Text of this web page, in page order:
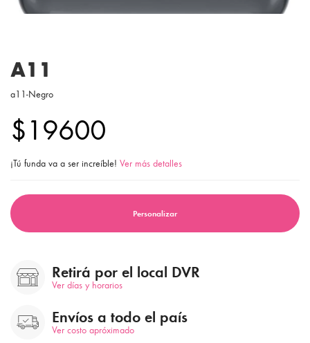
A11
a11-Negro
$19600
¡Tú funda va a ser increíble! Ver más detalles
Personalizar
Retirá por el local DVR
Ver días y horarios
Envíos a todo el país
Ver costo apróximado